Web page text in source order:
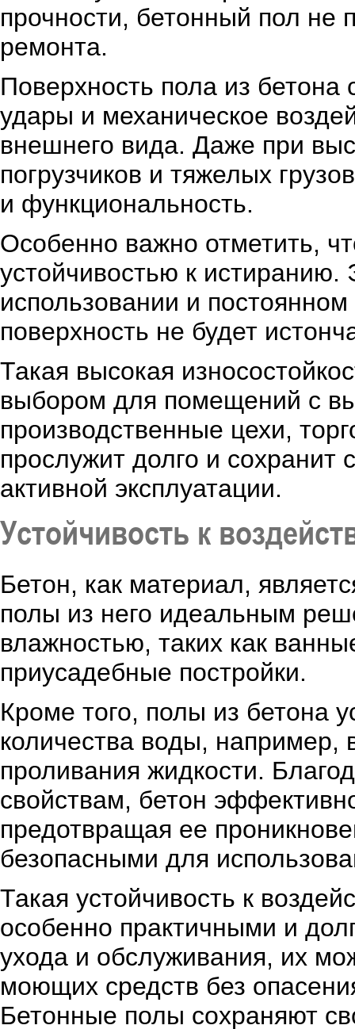
прочности, бетонный пол не
ремонта.
Поверхность пола из
удары и механическое
внешнего вида. Даже при
погрузчиков и тяжелых
и функциональность.
Особенно важно отметить,
устойчивостью к истиранию.
использовании и
поверхность не будет
Такая высокая
выбором для помещений с
производственные цехи,
прослужит долго и
активной эксплуатации.
Устойчивость к
Бетон, как материал,
полы из него идеальным
влажностью, таких как
приусадебные постройки.
Кроме того, полы из бетона
количества воды, например,
проливания жидкости.
свойствам, бетон
предотвращая ее
безопасными для
Такая устойчивость к
особенно практичными и
ухода и обслуживания, их
моющих средств без
Бетонные полы сохраняют